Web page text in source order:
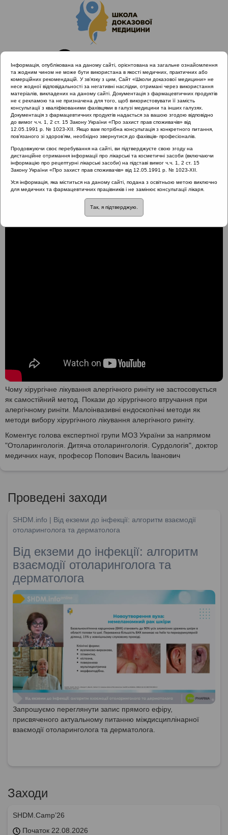
Головна
Проведені заходи
Сучасні стандарти діагностики та лікування алергічного
риніту (Київ, 24.04.2019)
Хірургічне лікування алергічного риніту
Хірургічне лікування
алергічного риніту
Чому хірургічне лікування алергічного риніту не застосовується
як самостійний метод. Покази до хірургічного втручання при
алергічному риніти. Малоінвазивні ендоскопічні методи як
методи вибору хірургічного лікування алергічного риніту.
Коментує голова експертної групи МОЗ України за напрямом
"Отоларингологія. Дитяча отоларингологія. Сурдологія", доктор
медичних наук, професор Попович Василь Іванович
Проведені заходи
SHDM.info | Від екземи до інфекції: алгоритм взаємодії
отоларинголога та дерматолога
Від екземи до інфекції: алгоритм
взаємодії отоларинголога та
дерматолога
Запрошуємо переглянути запис прямого ефіру,
присвяченого актуальному питанню міждисциплінарної
взаємодії отоларинголога та дерматолога.
Заходи
SHDM.Camp’26
Початок 22.08.2026
Інформація, опублікована на даному сайті, орієнтована на загальне ознайомлення
та жодним чином не може бути використана в якості медичних, практичних або
комерційних рекомендацій. У зв’язку з цим, Сайт «Школи доказової медицини» не
несе жодної відповідальності за негативні наслідки, отримані через використання
матеріалів, викладених на даному сайті. Документація з фармацевтичних продуктів
не є рекламою та не призначена для того, щоб використовувати її замість
консультації з кваліфікованими фахівцями в галузі медицини та інших галузях.
Документація з фармацевтичних продуктів надається за вашою згодою відповідно
до вимог ч.ч. 1, 2 ст. 15 Закону України «Про захист прав споживачів» від
12.05.1991 р. № 1023-XII. Якщо вам потрібна консультація з конкретного питання,
пов’язаного зі здоров’ям, необхідно звернутися до фахівців- професіоналів.
Продовжуючи своє перебування на сайті, ви підтверджуєте свою згоду на
дистанційне отримання інформації про лікарські та косметичні засоби (включаючи
інформацію про рецептурні лікарські засоби) на підставі вимог ч.ч. 1, 2 ст. 15
Закону України «Про захист прав споживачів» від 12.05.1991 р. № 1023-XII.
Уся інформація, яка міститься на даному сайті, подана з освітньою метою виключно
для медичних та фармацевтичних працівників і не замінює консультації лікаря.
Так, я підтверджую.